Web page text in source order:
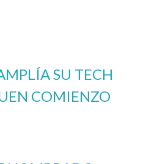
SU TECH
COMIENZO